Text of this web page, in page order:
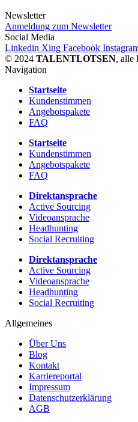
Newsletter
Anmeldung zum Newsletter
Social Media
Linkedin Xing Facebook
© 2024 TALENTLOTSEN, alle
Navigation
Startseite
Kundenstimmen
Angebotspakete
FAQ
Startseite
Kundenstimmen
Angebotspakete
FAQ
Direktansprache
Active Sourcing
Videoansprache
Headhunting
Social Recruiting
Direktansprache
Active Sourcing
Videoansprache
Headhunting
Social Recruiting
Allgemeines
Über Uns
Blog
Kontakt
Karriereportal
Impressum
Datenschutzerklärung
AGB